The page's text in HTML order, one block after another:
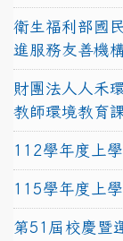
衛生福利部國
進服務友善機構
財團法人人禾
教師環境教育
112學年度上
115學年度上
第51屆校慶暨